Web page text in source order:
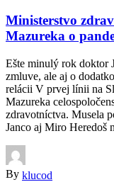
Ministerstvo
Mazureka o
Ešte minulý rok doktor
zmluve, ale aj o
relácii V prvej línii na
Mazureka
zdravotníctva. Musela
Janco aj Miro
By klucod